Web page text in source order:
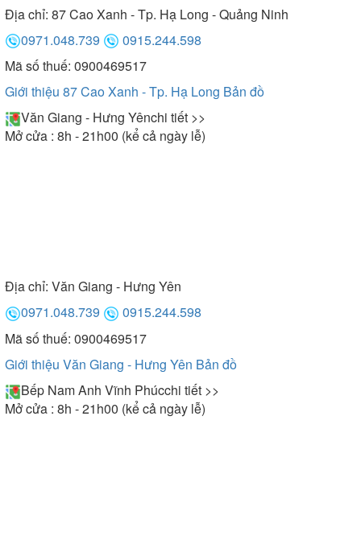
Địa chỉ: 87 Cao Xanh - Tp. Hạ Long - Quảng Ninh
0971.048.739
0915.244.598
Mã số thuế: 0900469517
Giới thiệu 87 Cao Xanh - Tp. Hạ Long Bản đồ
Văn Giang - Hưng Yênchi tiết >>
Mở cửa : 8h - 21h00 (kể cả ngày lễ)
Địa chỉ: Văn Giang - Hưng Yên
0971.048.739
0915.244.598
Mã số thuế: 0900469517
Giới thiệu Văn Giang - Hưng Yên Bản đồ
Bếp Nam Anh Vĩnh Phúcchi tiết >>
Mở cửa : 8h - 21h00 (kể cả ngày lễ)